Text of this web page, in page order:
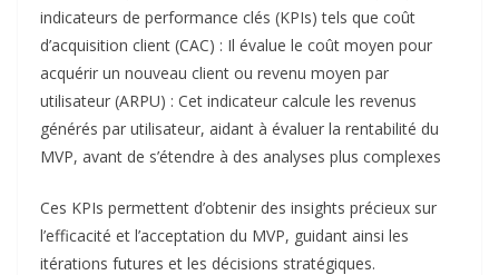
indicateurs de performance clés (KPIs) tels que coût
d’acquisition client (CAC) : Il évalue le coût moyen pour
acquérir un nouveau client ou revenu moyen par
utilisateur (ARPU) : Cet indicateur calcule les revenus
générés par utilisateur, aidant à évaluer la rentabilité du
MVP, avant de s’étendre à des analyses plus complexes
Ces KPIs permettent d’obtenir des insights précieux sur
l’efficacité et l’acceptation du MVP, guidant ainsi les
itérations futures et les décisions stratégiques.